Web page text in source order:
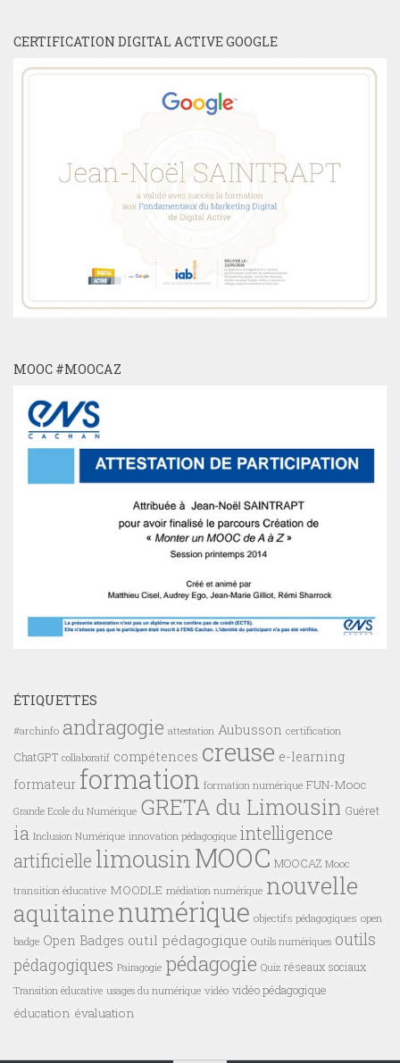
CERTIFICATION DIGITAL ACTIVE GOOGLE
MOOC #MOOCAZ
ÉTIQUETTES
#archinfo andragogie attestation Aubusson certification
ChatGPT collaboratif compétences creuse e-learning
formateur formation formation numérique FUN-Mooc
Grande Ecole du Numérique GRETA du Limousin Guéret
ia Inclusion Numérique innovation pédagogique intelligence
artificielle limousinMOOC MOOCAZ Mooc
transition éducative MOODLE médiation numérique nouvelle
aquitainenumérique objectifs pédagogiques open
badge Open Badges outil pédagogique Outils numériques outils
pédagogiques Pairagogie pédagogie Quiz réseaux sociaux
Transition éducative usages du numérique vidéo vidéo pédagogique
éducation évaluation